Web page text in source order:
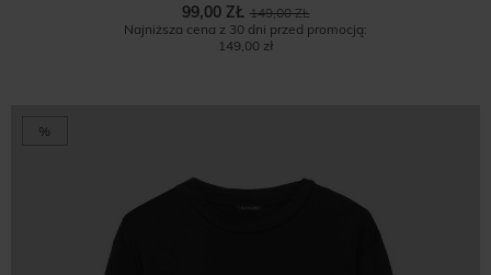
149,00 ZŁ
99,00 ZŁ
Najniższa cena z 30 dni przed promocją:
149,00 zł
%